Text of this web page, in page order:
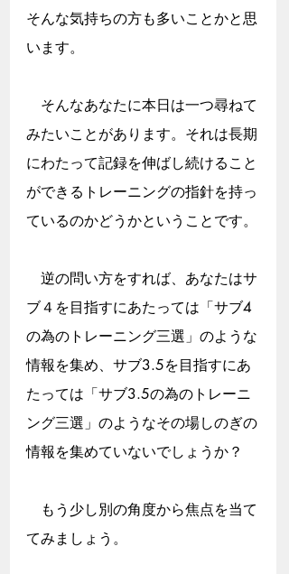
そんな気持ちの方も多いことかと思
います。
そんなあなたに本日は一つ尋ねて
みたいことがあります。それは長期
にわたって記録を伸ばし続けること
ができるトレーニングの指針を持っ
ているのかどうかということです。
逆の問い方をすれば、あなたはサ
ブ４を目指すにあたっては「サブ4
の為のトレーニング三選」のような
情報を集め、サブ3.5を目指すにあ
たっては「サブ3.5の為のトレーニ
ング三選」のようなその場しのぎの
情報を集めていないでしょうか？
もう少し別の角度から焦点を当て
てみましょう。